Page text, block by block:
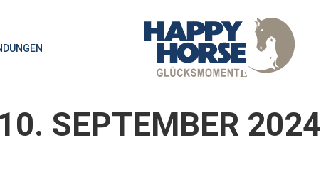
10. SEPTEMBER 2024